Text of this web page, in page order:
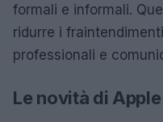
formali e informali.
ridurre i
professionali e
Le novità di Apple